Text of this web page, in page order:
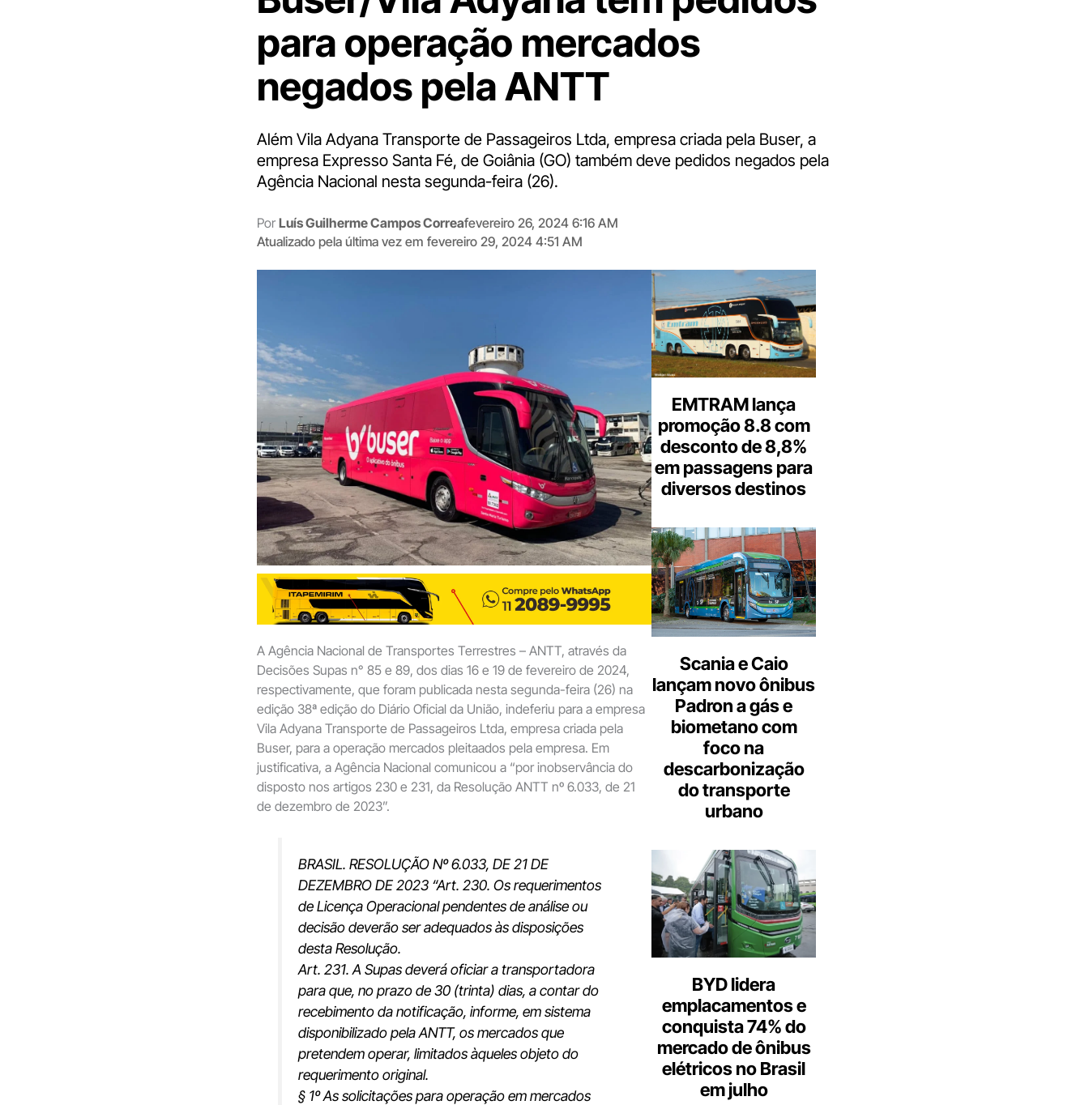
para operação mercados
negados pela ANTT
Além Vila Adyana Transporte de Passageiros Ltda, empresa criada pela Buser, a
empresa Expresso Santa Fé, de Goiânia (GO) também deve pedidos negados pela
Agência Nacional nesta segunda-feira (26).
Por Luís Guilherme Campos Correafevereiro 26, 2024 6:16 AM
Atualizado pela última vez em fevereiro 29, 2024 4:51 AM
A Agência Nacional de Transportes Terrestres – ANTT, através da
Decisões Supas n° 85 e 89, dos dias 16 e 19 de fevereiro de 2024,
respectivamente, que foram publicada nesta segunda-feira (26) na
edição 38ª edição do Diário Oficial da União, indeferiu para a empresa
Vila Adyana Transporte de Passageiros Ltda, empresa criada pela
Buser, para a operação mercados pleitaados pela empresa. Em
justificativa, a Agência Nacional comunicou a “por inobservância do
disposto nos artigos 230 e 231, da Resolução ANTT nº 6.033, de 21
de dezembro de 2023”.
BRASIL. RESOLUÇÃO Nº 6.033, DE 21 DE
DEZEMBRO DE 2023 “Art. 230. Os requerimentos
de Licença Operacional pendentes de análise ou
decisão deverão ser adequados às disposições
desta Resolução.
Art. 231. A Supas deverá oficiar a transportadora
para que, no prazo de 30 (trinta) dias, a contar do
recebimento da notificação, informe, em sistema
disponibilizado pela ANTT, os mercados que
pretendem operar, limitados àqueles objeto do
requerimento original.
§ 1º As solicitações para operação em mercados
EMTRAM lança
promoção 8.8 com
desconto de 8,8%
em passagens para
diversos destinos
Scania e Caio
lançam novo ônibus
Padron a gás e
biometano com
foco na
descarbonização
do transporte
urbano
BYD lidera
emplacamentos e
conquista 74% do
mercado de ônibus
elétricos no Brasil
em julho
Digite
aqui
o
seu
e-
mail